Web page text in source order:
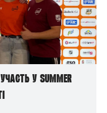
у Summer